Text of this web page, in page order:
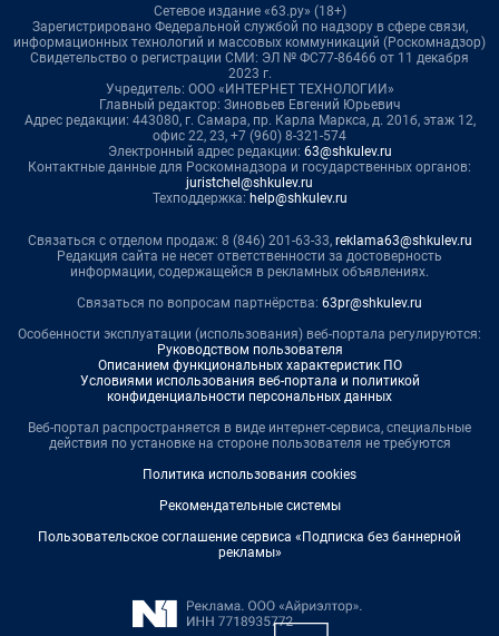
Сетевое издание «63.ру» (18+)
Зарегистрировано Федеральной службой по надзору в сфере связи,
информационных технологий и массовых коммуникаций (Роскомнадзор)
Свидетельство о регистрации СМИ: ЭЛ № ФС77-86466 от 11 декабря
2023 г.
Учредитель: ООО «ИНТЕРНЕТ ТЕХНОЛОГИИ»
Главный редактор: Зиновьев Евгений Юрьевич
Адрес редакции: 443080, г. Самара, пр. Карла Маркса, д. 201б, этаж 12,
офис 22, 23, +7 (960) 8-321-574
Электронный адрес редакции: 63@shkulev.ru
Контактные данные для Роскомнадзора и государственных органов:
juristchel@shkulev.ru
Техподдержка: help@shkulev.ru
Связаться с отделом продаж: 8 (846) 201-63-33, reklama63@shkulev.ru
Редакция сайта не несет ответственности за достоверность
информации, содержащейся в рекламных объявлениях.
Связаться по вопросам партнёрства: 63pr@shkulev.ru
Особенности эксплуатации (использования) веб-портала регулируются:
Руководством пользователя
Описанием функциональных характеристик ПО
Условиями использования веб-портала и политикой
конфиденциальности персональных данных
Веб-портал распространяется в виде интернет-сервиса, специальные
действия по установке на стороне пользователя не требуются
Политика использования cookies
Рекомендательные системы
Пользовательское соглашение сервиса «Подписка без баннерной
рекламы»